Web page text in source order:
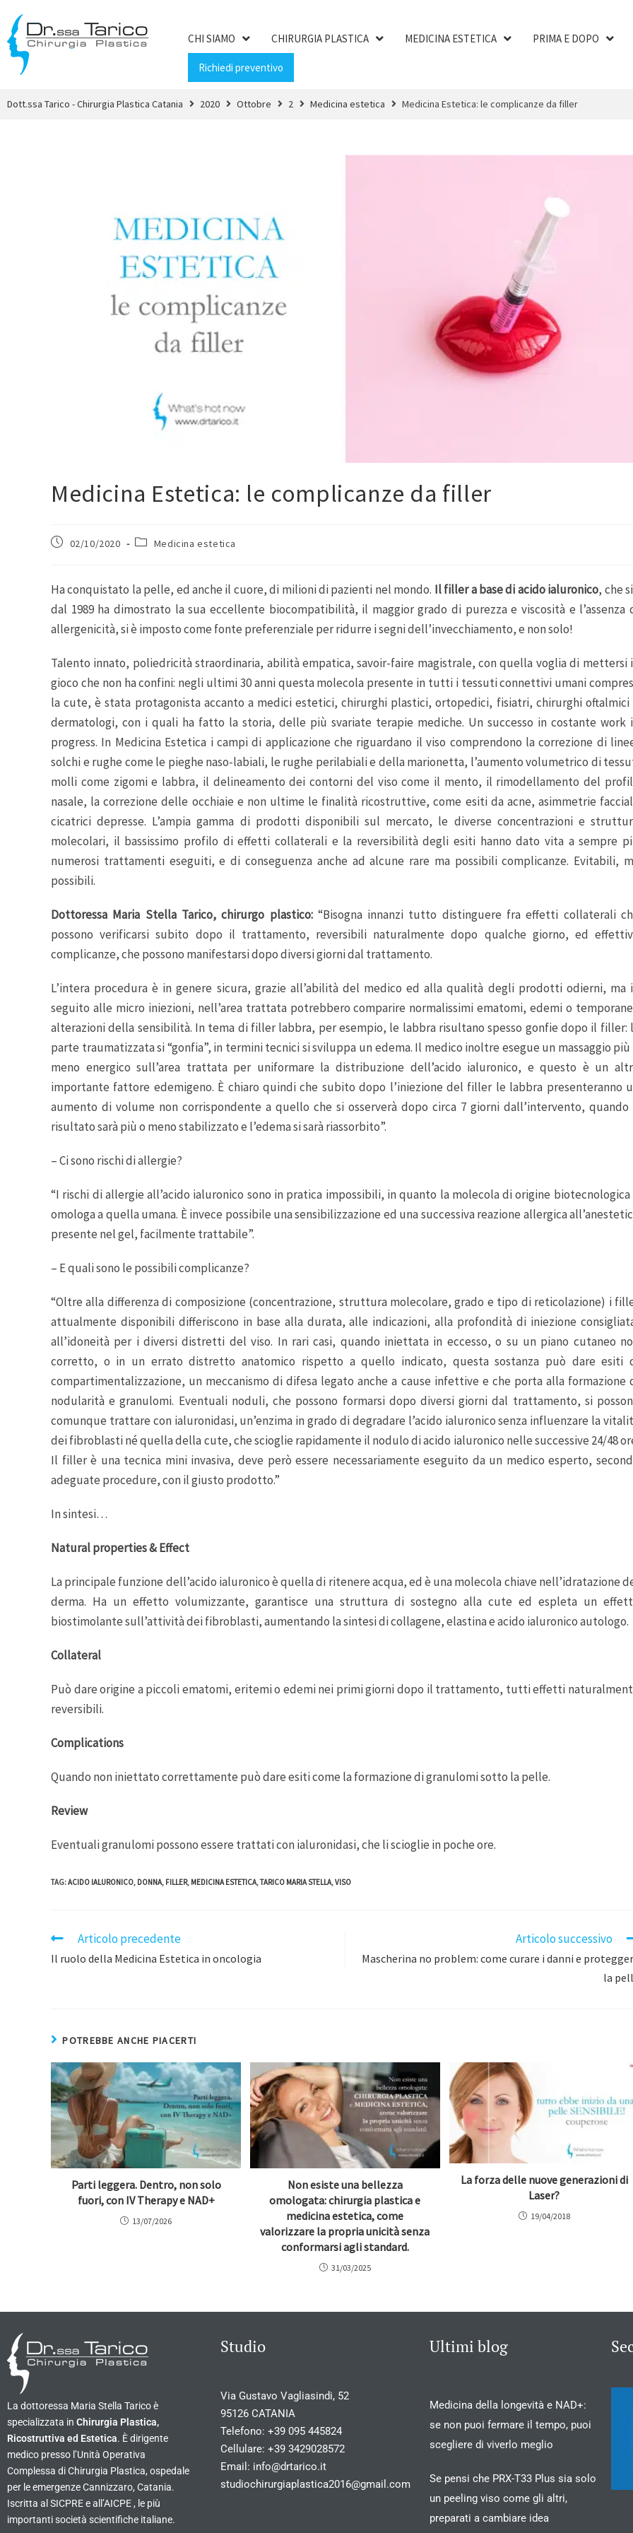
CHI SIAMO CHIRURGIA PLASTICA MEDICINA ESTETICA PRIMA E DOPO
Richiedi preventivo
Dott.ssa Tarico - Chirurgia Plastica Catania 2020 Ottobre 2 Medicina estetica Medicina Estetica: le complicanze da filler
Medicina Estetica: le complicanze da filler
02/10/2020 Medicina estetica
Ha conquistato la pelle, ed anche il cuore, di milioni di pazienti nel mondo. Il filler a base di acido ialuronico, che
dal 1989 ha dimostrato la sua eccellente biocompatibilità, il maggior grado di purezza e viscosità e l’assenza
allergenicità, si è imposto come fonte preferenziale per ridurre i segni dell’invecchiamento, e non solo!
Talento innato, poliedricità straordinaria, abilità empatica, savoir-faire magistrale, con quella voglia di mettersi
gioco che non ha confini: negli ultimi 30 anni questa molecola presente in tutti i tessuti connettivi umani
la cute, è stata protagonista accanto a medici estetici, chirurghi plastici, ortopedici, fisiatri, chirurghi oftalmici
dermatologi, con i quali ha fatto la storia, delle più svariate terapie mediche. Un successo in costante work
progress. In Medicina Estetica i campi di applicazione che riguardano il viso comprendono la correzione di
solchi e rughe come le pieghe naso-labiali, le rughe perilabiali e della marionetta, l’aumento volumetrico di
molli come zigomi e labbra, il delineamento dei contorni del viso come il mento, il rimodellamento del
nasale, la correzione delle occhiaie e non ultime le finalità ricostruttive, come esiti da acne, asimmetrie
cicatrici depresse. L’ampia gamma di prodotti disponibili sul mercato, le diverse concentrazioni e
molecolari, il bassissimo profilo di effetti collaterali e la reversibilità degli esiti hanno dato vita a sempre
numerosi trattamenti eseguiti, e di conseguenza anche ad alcune rare ma possibili complicanze. Evitabili,
possibili.
Dottoressa Maria Stella Tarico, chirurgo plastico: “Bisogna innanzi tutto distinguere fra effetti collaterali
possono verificarsi subito dopo il trattamento, reversibili naturalmente dopo qualche giorno, ed
complicanze, che possono manifestarsi dopo diversi giorni dal trattamento.
L’intera procedura è in genere sicura, grazie all’abilità del medico ed alla qualità degli prodotti odierni, ma
seguito alle micro iniezioni, nell’area trattata potrebbero comparire normalissimi ematomi, edemi o
alterazioni della sensibilità. In tema di filler labbra, per esempio, le labbra risultano spesso gonfie dopo il filler:
parte traumatizzata si “gonfia”, in termini tecnici si sviluppa un edema. Il medico inoltre esegue un massaggio più
meno energico sull’area trattata per uniformare la distribuzione dell’acido ialuronico, e questo è un
importante fattore edemigeno. È chiaro quindi che subito dopo l’iniezione del filler le labbra presenteranno
aumento di volume non corrispondente a quello che si osserverà dopo circa 7 giorni dall’intervento, quando
risultato sarà più o meno stabilizzato e l’edema si sarà riassorbito”.
– Ci sono rischi di allergie?
“I rischi di allergie all’acido ialuronico sono in pratica impossibili, in quanto la molecola di origine biotecnologica
omologa a quella umana. È invece possibile una sensibilizzazione ed una successiva reazione allergica
presente nel gel, facilmente trattabile”.
– E quali sono le possibili complicanze?
“Oltre alla differenza di composizione (concentrazione, struttura molecolare, grado e tipo di reticolazione) i
attualmente disponibili differiscono in base alla durata, alle indicazioni, alla profondità di iniezione
all’idoneità per i diversi distretti del viso. In rari casi, quando iniettata in eccesso, o su un piano cutaneo
corretto, o in un errato distretto anatomico rispetto a quello indicato, questa sostanza può dare esiti
compartimentalizzazione, un meccanismo di difesa legato anche a cause infettive e che porta alla formazione
nodularità e granulomi. Eventuali noduli, che possono formarsi dopo diversi giorni dal trattamento, si
comunque trattare con ialuronidasi, un’enzima in grado di degradare l’acido ialuronico senza influenzare la
dei fibroblasti né quella della cute, che scioglie rapidamente il nodulo di acido ialuronico nelle successive 24/48
Il filler è una tecnica mini invasiva, deve però essere necessariamente eseguito da un medico esperto,
adeguate procedure, con il giusto prodotto.”
In sintesi…
Natural properties & Effect
La principale funzione dell’acido ialuronico è quella di ritenere acqua, ed è una molecola chiave nell’idratazione
derma. Ha un effetto volumizzante, garantisce una struttura di sostegno alla cute ed espleta un
biostimolante sull’attività dei fibroblasti, aumentando la sintesi di collagene, elastina e acido ialuronico autologo.
Collateral
Può dare origine a piccoli ematomi, eritemi o edemi nei primi giorni dopo il trattamento, tutti effetti
reversibili.
Complications
Quando non iniettato correttamente può dare esiti come la formazione di granulomi sotto la pelle.
Review
Eventuali granulomi possono essere trattati con ialuronidasi, che li scioglie in poche ore.
TAG:ACIDO IALURONICO, DONNA, FILLER, MEDICINA ESTETICA,TARICO MARIA STELLA,VISO
Articolo precedente
Il ruolo della Medicina Estetica in oncologia
Articolo successivo
Mascherina no problem: come curare i danni e
la
POTREBBE ANCHE PIACERTI
Parti leggera. Dentro, non solo
fuori, con IV Therapy e NAD+
13/07/2026
Non esiste una bellezza
omologata: chirurgia plastica e
medicina estetica, come
valorizzare la propria unicità senza
conformarsi agli standard.
31/03/2025
La forza delle nuove generazioni di
Laser?
19/04/2018
La dottoressa Maria Stella Tarico è
specializzata in Chirurgia Plastica,
Ricostruttiva ed Estetica. È dirigente
medico presso l’Unità Operativa
Complessa di Chirurgia Plastica, ospedale
per le emergenze Cannizzaro, Catania.
Iscritta al SICPRE e all’AICPE , le più
importanti società scientifiche italiane.
Studio
Via Gustavo Vagliasindi, 52
95126 CATANIA
Telefono:+39 095 445824
Cellulare:+39 3429028572
Email: info@drtarico.it
studiochirurgiaplastica2016@gmail.com
Ultimi blog
Medicina della longevità e NAD+:
se non puoi fermare il tempo, puoi
scegliere di viverlo meglio
Se pensi che PRX-T33 Plus sia solo
un peeling viso come gli altri,
preparati a cambiare idea